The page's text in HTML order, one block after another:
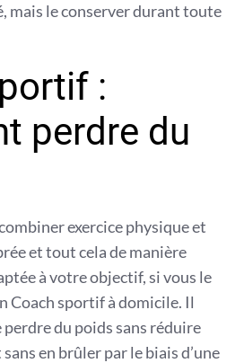
mais le conserver durant toute
:
perdre du
exercice physique et
et tout cela de manière
à votre objectif, si vous le
Coach sportif à domicile. Il
perdre du poids sans réduire
en brûler par le biais d’une